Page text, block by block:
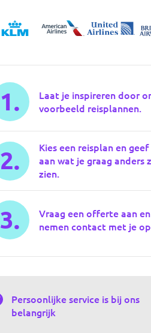
1.
Laat je inspireren door
voorbeeld reisplannen.
2.
Kies een reisplan en geef
aan wat je graag anders
zien.
3.
Vraag een offerte aan
nemen contact met je op.
Persoonlijke service is bij ons
belangrijk